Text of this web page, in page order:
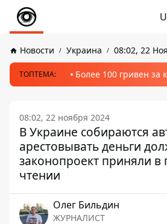
Новости Украина 08:02, 22
ТОПТЕМА: Более 100 гривен за
08:02, 22 ноября 2024
В Украине собираются
арестовывать деньги
законопроект приняли в
чтении
Олег Бильдин
ЖУРНАЛИСТ